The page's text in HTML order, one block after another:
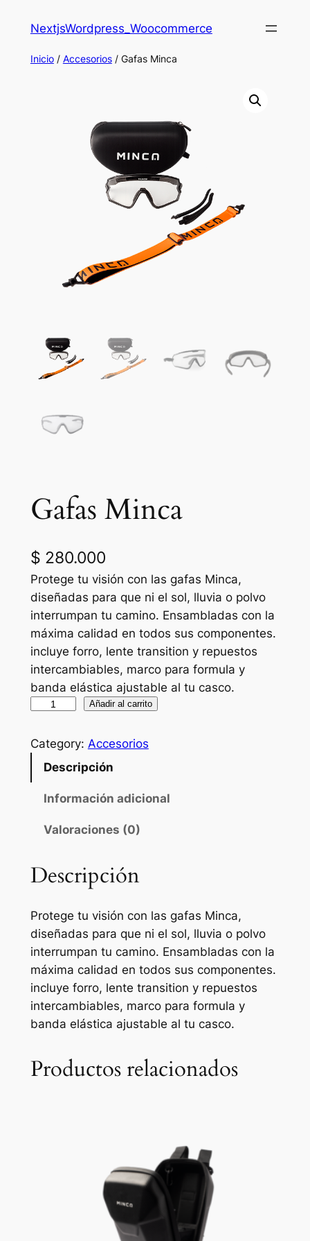
NextjsWordpress_Woocommerce
Inicio/ Accesorios/ Gafas‎ Minca
Gafas‎ Minca
$ 280.000
Protege tu visión con las gafas Minca,
diseñadas para que ni el sol, lluvia o polvo
interrumpan tu camino. Ensambladas con la
máxima calidad en todos sus componentes.
incluye forro, lente transition y repuestos
intercambiables, marco para formula y
banda elástica ajustable al tu casco.
f
c
a
a
n
t
i
d
a
d
Añadir al carrito
Category: Accesorios
Descripción
Información adicional
Valoraciones (0)
Descripción
Protege tu visión con las gafas Minca,
diseñadas para que ni el sol, lluvia o polvo
interrumpan tu camino. Ensambladas con la
máxima calidad en todos sus componentes.
incluye forro, lente transition y repuestos
intercambiables, marco para formula y
banda elástica ajustable al tu casco.
Productos relacionados